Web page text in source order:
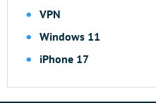
VPN
Windows 11
iPhone 17